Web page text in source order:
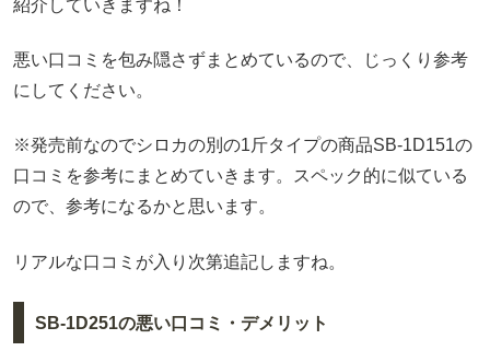
紹介していきますね！
悪い口コミを包み隠さずまとめているので、じっくり参考
にしてください。
※発売前なのでシロカの別の1斤タイプの商品SB-1D151の
口コミを参考にまとめていきます。スペック的に似ている
ので、参考になるかと思います。
リアルな口コミが入り次第追記しますね。
SB-1D251の悪い口コミ・デメリット